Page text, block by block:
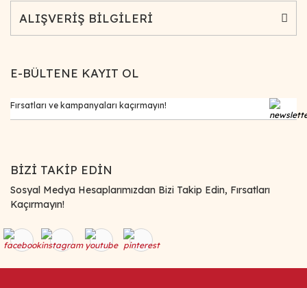
ALIŞVERİŞ BİLGİLERİ
E-BÜLTENE KAYIT OL
BİZİ TAKİP EDİN
Sosyal Medya Hesaplarımızdan Bizi Takip Edin, Fırsatları
Kaçırmayın!